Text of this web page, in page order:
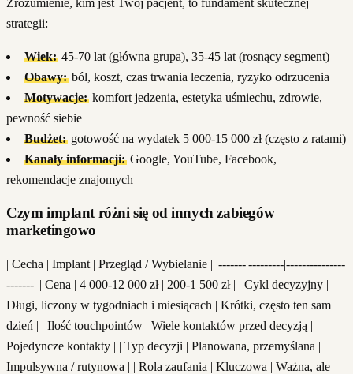
strategii:
Wiek:45-70 lat (główna grupa), 35-45 lat (rosnący segment)
Obawy:ból, koszt, czas trwania leczenia, ryzyko odrzucenia
Motywacje:komfort jedzenia, estetyka uśmiechu, zdrowie,
pewność siebie
Budżet:gotowość na wydatek 5 000-15 000 zł (często z ratami)
Kanały informacji:Google, YouTube, Facebook,
rekomendacje znajomych
Czym implant różni się od innych zabiegów
marketingowo
| Cecha | Implant | Przegląd / Wybielanie | |-------|---------|---------------
-------| | Cena | 4 000-12 000 zł | 200-1 500 zł | | Cykl decyzyjny |
Długi, liczony w tygodniach i miesiącach | Krótki, często ten sam
dzień | | Ilość touchpointów | Wiele kontaktów przed decyzją |
Pojedyncze kontakty | | Typ decyzji | Planowana, przemyślana |
Impulsywna / rutynowa | | Rola zaufania | Kluczowa | Ważna, ale